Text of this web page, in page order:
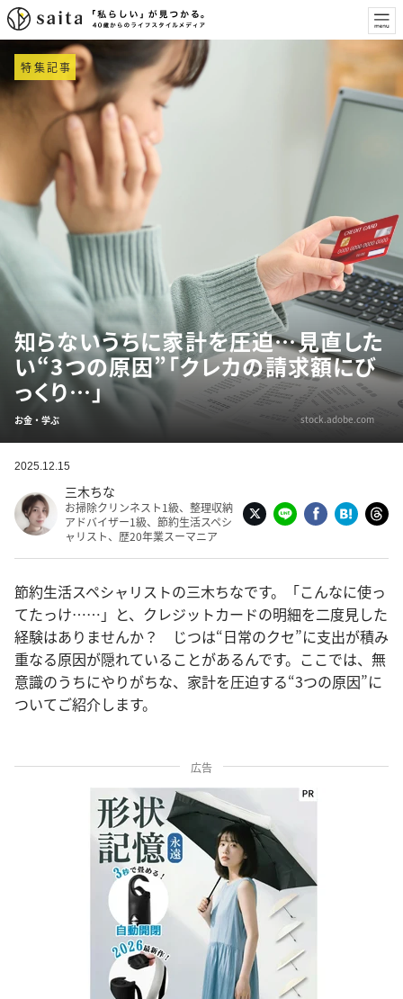
特集記事
知らないうちに家計を圧迫…見直した
い“3つの原因”「クレカの請求額にび
っくり…」
お金・学ぶ stock.adobe.com
2025.12.15
三木ちな
お掃除クリンネスト1級、整理収納
アドバイザー1級、節約生活スペシ
ャリスト、歴20年業スーマニア
節約生活スペシャリストの三木ちなです。「こんなに使っ
てたっけ……」と、クレジットカードの明細を二度見した
経験はありませんか？ じつは“日常のクセ”に支出が積み
重なる原因が隠れていることがあるんです。ここでは、無
意識のうちにやりがちな、家計を圧迫する“3つの原因”に
ついてご紹介します。
広告